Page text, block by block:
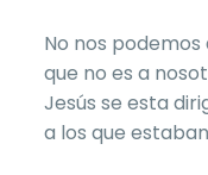
No nos
que no es a
Jesús se esta
a los que